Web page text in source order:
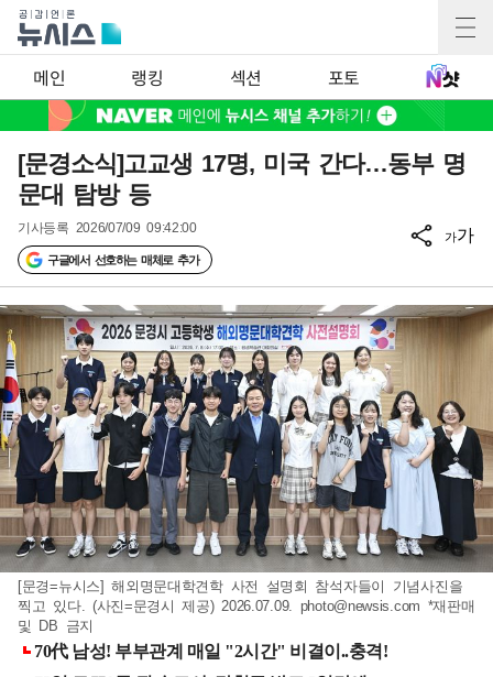
메인 랭킹 섹션 포토
[문경소식]고교생 17명, 미국 간다…동부 명
문대 탐방 등
기사등록 2026/07/09 09:42:00
구글에서 선호하는 매체로 추가
가가
[문경=뉴시스] 해외명문대학견학 사전 설명회 참석자들이 기념사진을
찍고 있다. (사진=문경시 제공) 2026.07.09. photo@newsis.com *재판매
및 DB 금지